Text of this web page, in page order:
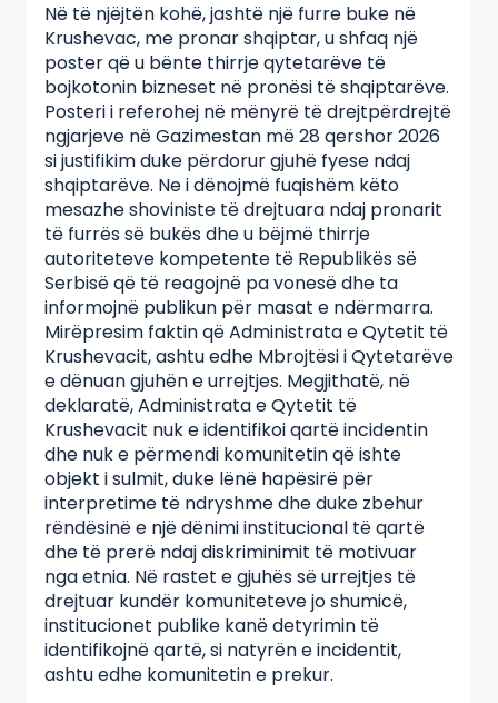
Në të njëjtën kohë, jashtë një furre buke në
Krushevac, me pronar shqiptar, u shfaq një
poster që u bënte thirrje qytetarëve të
bojkotonin bizneset në pronësi të shqiptarëve.
Posteri i referohej në mënyrë të drejtpërdrejtë
ngjarjeve në Gazimestan më 28 qershor 2026
si justifikim duke përdorur gjuhë fyese ndaj
shqiptarëve. Ne i dënojmë fuqishëm këto
mesazhe shoviniste të drejtuara ndaj pronarit
të furrës së bukës dhe u bëjmë thirrje
autoriteteve kompetente të Republikës së
Serbisë që të reagojnë pa vonesë dhe ta
informojnë publikun për masat e ndërmarra.
Mirëpresim faktin që Administrata e Qytetit të
Krushevacit, ashtu edhe Mbrojtësi i Qytetarëve
e dënuan gjuhën e urrejtjes. Megjithatë, në
deklaratë, Administrata e Qytetit të
Krushevacit nuk e identifikoi qartë incidentin
dhe nuk e përmendi komunitetin që ishte
objekt i sulmit, duke lënë hapësirë për
interpretime të ndryshme dhe duke zbehur
rëndësinë e një dënimi institucional të qartë
dhe të prerë ndaj diskriminimit të motivuar
nga etnia. Në rastet e gjuhës së urrejtjes të
drejtuar kundër komuniteteve jo shumicë,
institucionet publike kanë detyrimin të
identifikojnë qartë, si natyrën e incidentit,
ashtu edhe komunitetin e prekur.